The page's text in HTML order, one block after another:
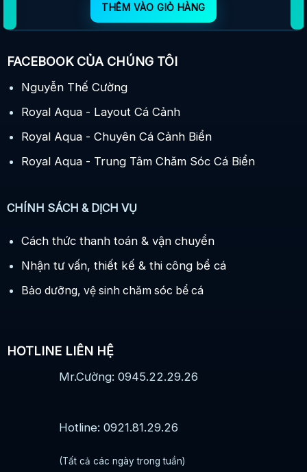
THÊM VÀO GIỎ HÀNG
FACEBOOK CỦA CHÚNG TÔI
Nguyễn Thế Cường
Royal Aqua - Layout Cá Cảnh
Royal Aqua - Chuyên Cá Cảnh Biển
Royal Aqua - Trung Tâm Chăm Sóc Cá Biển
CHÍNH SÁCH & DỊCH VỤ
Cách thức thanh toán & vận chuyển
Nhận tư vấn, thiết kế & thi công bể cá
Bảo dưỡng, vệ sinh chăm sóc bể cá
HOTLINE LIÊN HỆ
Mr.Cường: 0945.22.29.26
Hotline: 0921.81.29.26
(Tất cả các ngày trong tuần)